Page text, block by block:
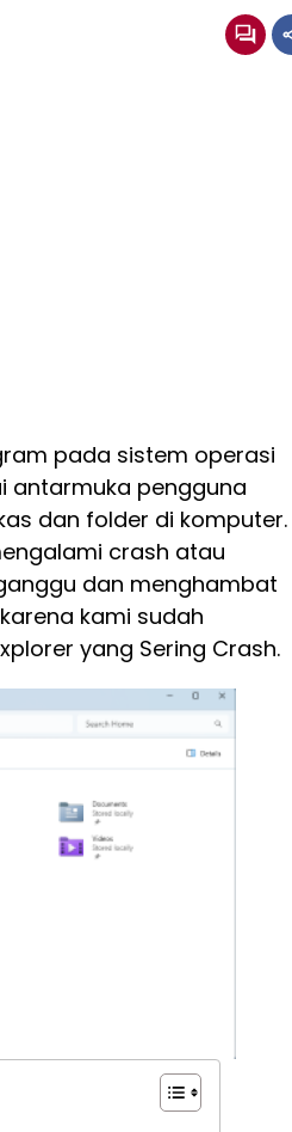
pada sistem operasi
antarmuka pengguna
dan folder di komputer.
crash atau
dan menghambat
kami sudah
yang Sering Crash.